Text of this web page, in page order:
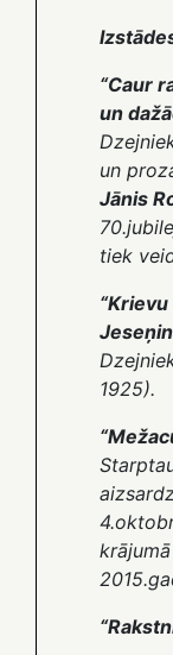
“Caur
un
un
Jānis
tiek
1925).